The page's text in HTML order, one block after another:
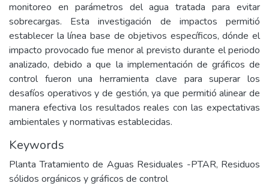
monitoreo en parámetros del agua tratada para evitar
sobrecargas. Esta investigación de impactos permitió
establecer la línea base de objetivos específicos, dónde el
impacto provocado fue menor al previsto durante el periodo
analizado, debido a que la implementación de gráficos de
control fueron una herramienta clave para superar los
desafíos operativos y de gestión, ya que permitió alinear de
manera efectiva los resultados reales con las expectativas
ambientales y normativas establecidas.
Keywords
Planta Tratamiento de Aguas Residuales -PTAR, Residuos
sólidos orgánicos y gráficos de control